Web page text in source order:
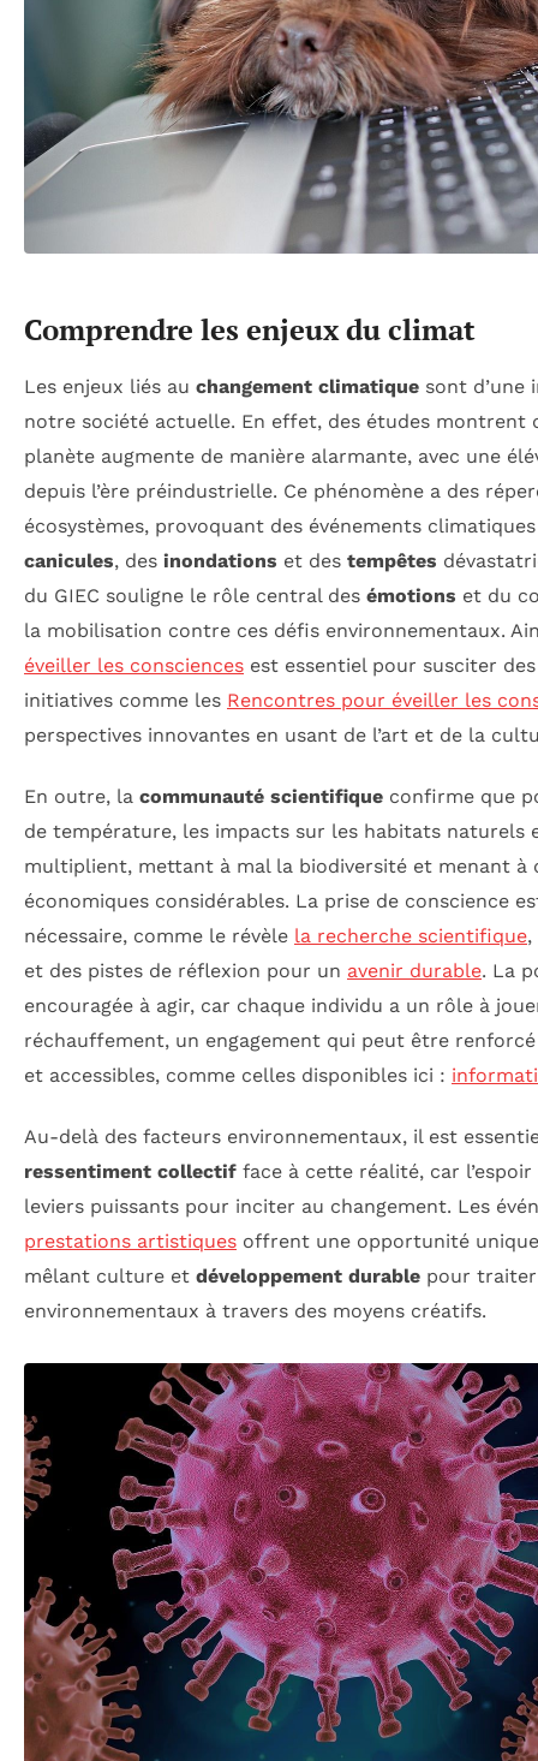
Comprendre les enjeux du climat
Les enjeux liés au changement climatique sont d’une
notre société actuelle. En effet, des études montrent
planète augmente de manière alarmante, avec une
depuis l’ère préindustrielle. Ce phénomène a des
écosystèmes, provoquant des événements
canicules, des inondations et des tempêtes
du GIEC souligne le rôle central des émotions et du
la mobilisation contre ces défis environnementaux.
éveiller les consciences est essentiel pour susciter
initiatives comme les Rencontres pour éveiller les
perspectives innovantes en usant de l’art et de la
En outre, la communauté scientifique confirme que
de température, les impacts sur les habitats naturels
multiplient, mettant à mal la biodiversité et menant à
économiques considérables. La prise de conscience
nécessaire, comme le révèle la recherche scientifique,
et des pistes de réflexion pour un avenir durable. La
encouragée à agir, car chaque individu a un rôle à
réchauffement, un engagement qui peut être
et accessibles, comme celles disponibles ici :
Au-delà des facteurs environnementaux, il est
ressentiment collectif face à cette réalité, car
leviers puissants pour inciter au changement. Les
prestations artistiques offrent une opportunité
mêlant culture et développement durable pour
environnementaux à travers des moyens créatifs.